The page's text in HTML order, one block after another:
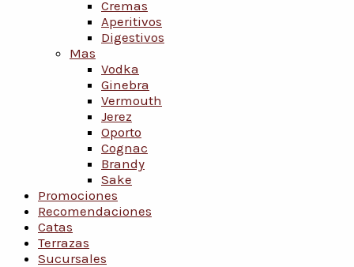
Cremas
Aperitivos
Digestivos
Mas
Vodka
Ginebra
Vermouth
Jerez
Oporto
Cognac
Brandy
Sake
Promociones
Recomendaciones
Catas
Terrazas
Sucursales